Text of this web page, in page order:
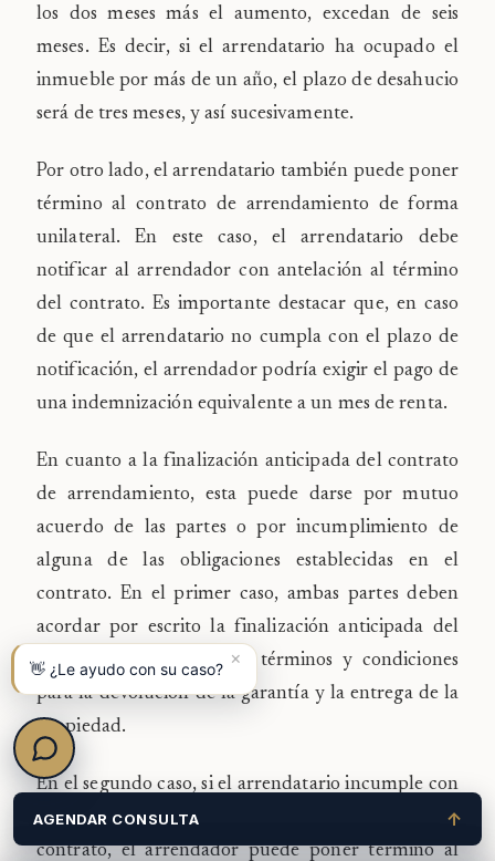
los dos meses más el aumento, excedan de seis
meses. Es decir, si el arrendatario ha ocupado el
inmueble por más de un año, el plazo de desahucio
será de tres meses, y así sucesivamente.
Por otro lado, el arrendatario también puede poner
término al contrato de arrendamiento de forma
unilateral. En este caso, el arrendatario debe
notificar al arrendador con antelación al término
del contrato. Es importante destacar que, en caso
de que el arrendatario no cumpla con el plazo de
notificación, el arrendador podría exigir el pago de
una indemnización equivalente a un mes de renta.
En cuanto a la finalización anticipada del contrato
de arrendamiento, esta puede darse por mutuo
acuerdo de las partes o por incumplimiento de
alguna de las obligaciones establecidas en el
contrato. En el primer caso, ambas partes deben
acordar por escrito la finalización anticipada del
contrato y establecer los términos y condiciones
para la devolución de la garantía y la entrega de la
propiedad.
En el segundo caso, si el arrendatario incumple con
alguna de las obligaciones establecidas en el
contrato, el arrendador puede poner término al
×
👋 ¿Le ayudo con su caso?
AGENDAR CONSULTA ↑